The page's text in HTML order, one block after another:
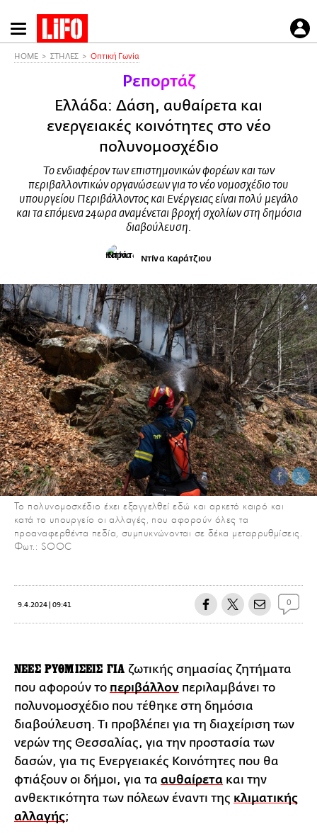
Παράκαμψη
προς
HOME ΣΤΗΛΕΣ Οπτική Γωνία
Ρεπορτάζ
Ελλάδα: Δάση, αυθαίρετα και
ενεργειακές κοινότητες στο νέο
πολυνομοσχέδιο
Το ενδιαφέρον των επιστημονικών φορέων και των
περιβαλλοντικών οργανώσεων για το νέο νομοσχέδιο του
υπουργείου Περιβάλλοντος και Ενέργειας είναι πολύ μεγάλο
και τα επόμενα 24ωρα αναμένεται βροχή σχολίων στη δημόσια
διαβούλευση.
Ντίνα Καράτζιου
Το πολυνομοσχέδιο έχει εξαγγελθεί εδώ και αρκετό καιρό και
κατά το υπουργείο οι αλλαγές, που αφορούν όλες τα
προαναφερθέντα πεδία, συμπυκνώνονται σε δέκα μεταρρυθμίσεις.
Φωτ.: SOOC
9.4.2024 | 09:41 0
ΝΕΕΣ ΡΥΘΜΙΣΕΙΣ ΓΙΑζωτικής σημασίας ζητήματα
που αφορούν το περιβάλλον περιλαμβάνει το
πολυνομοσχέδιο που τέθηκε στη δημόσια
διαβούλευση. Τι προβλέπει για τη διαχείριση των
νερών της Θεσσαλίας, για την προστασία των
δασών, για τις Ενεργειακές Κοινότητες που θα
φτιάξουν οι δήμοι, για τα αυθαίρετα και την
ανθεκτικότητα των πόλεων έναντι της κλιματικής
αλλαγής;